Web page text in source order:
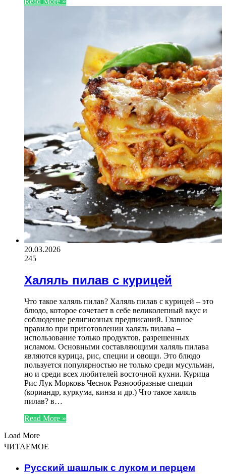
20.03.2026
245
Халяль пилав с курицей
Что такое халяль пилав? Халяль пилав с курицей – это
блюдо, которое сочетает в себе великолепный вкус и
соблюдение религиозных предписаний. Главное
правило при приготовлении халяль пилава –
использование только продуктов, разрешенных
исламом. Основными составляющими халяль пилава
являются курица, рис, специи и овощи. Это блюдо
пользуется популярностью не только среди мусульман,
но и среди всех любителей восточной кухни. Курица
Рис Лук Морковь Чеснок Разнообразные специи
(кориандр, куркума, кинза и др.) Что такое халяль
пилав? в…
Read More »
Load More
ЧИТАЕМОЕ
Русский шашлык с луком и перцем